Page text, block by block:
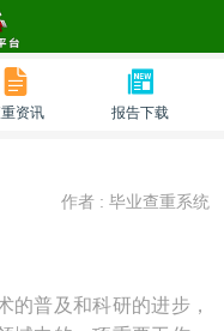
资讯 报告下载
作者 : 毕业查重系统
普及和科研的进步，